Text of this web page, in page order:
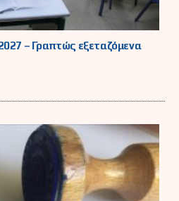
– Γραπτώς εξεταζόμενα